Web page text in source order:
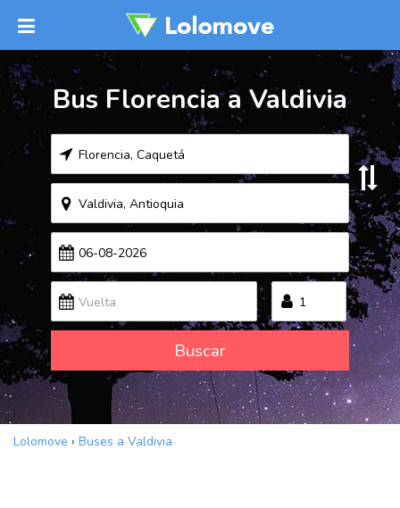
Bus Florencia a Valdivia
Buscar
Lolomove › Buses a Valdivia